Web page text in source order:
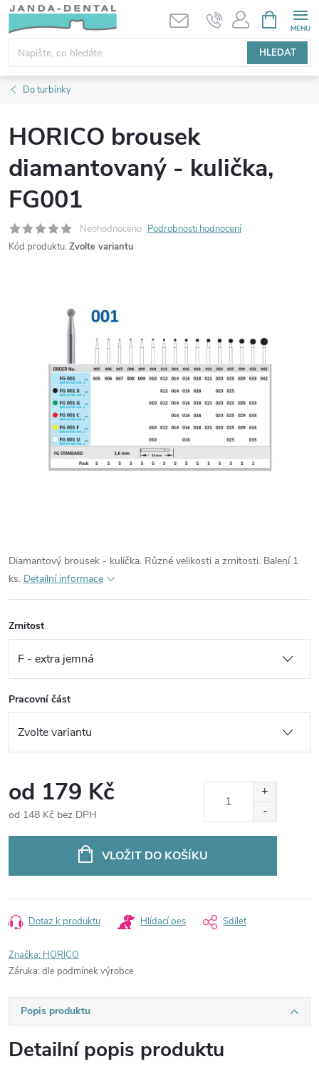
Přejít
obsah
HLEDAT
NÁKUPNÍ
KOŠÍK
Do turbínky
HORICO brousek
diamantovaný - kulička,
FG001
Neohodnoceno Podrobnosti hodnocení
Kód produktu: Zvolte variantu
Diamantový brousek - kulička. Různé velikosti a zrnitosti. Balení 1
ks. Detailní informace
Zrnitost
Pracovní část
od 179 Kč
od 148 Kč bez DPH
VLOŽIT DO KOŠÍKU
Dotaz k produktu Hlídací pes Sdílet
Značka: HORICO
Záruka: dle podmínek výrobce
Popis produktu
Detailní popis produktu